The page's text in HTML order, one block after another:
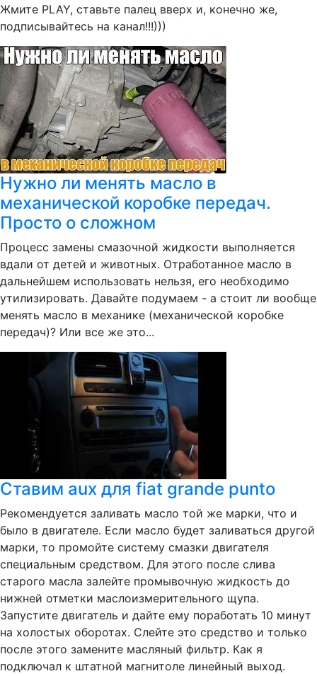
Жмите PLAY, ставьте палец вверх и, конечно же,
подписывайтесь на канал!!!)))
Нужно ли менять масло в
механической коробке передач.
Просто о сложном
Процесс замены смазочной жидкости выполняется
вдали от детей и животных. Отработанное масло в
дальнейшем использовать нельзя, его необходимо
утилизировать. Давайте подумаем - а стоит ли вообще
менять масло в механике (механической коробке
передач)? Или все же это...
Ставим aux для fiat grande punto
Рекомендуется заливать масло той же марки, что и
было в двигателе. Если масло будет заливаться другой
марки, то промойте систему смазки двигателя
специальным средством. Для этого после слива
старого масла залейте промывочную жидкость до
нижней отметки маслоизмерительного щупа.
Запустите двигатель и дайте ему поработать 10 минут
на холостых оборотах. Слейте это средство и только
после этого замените масляный фильтр. Как я
подключал к штатной магнитоле линейный выход.